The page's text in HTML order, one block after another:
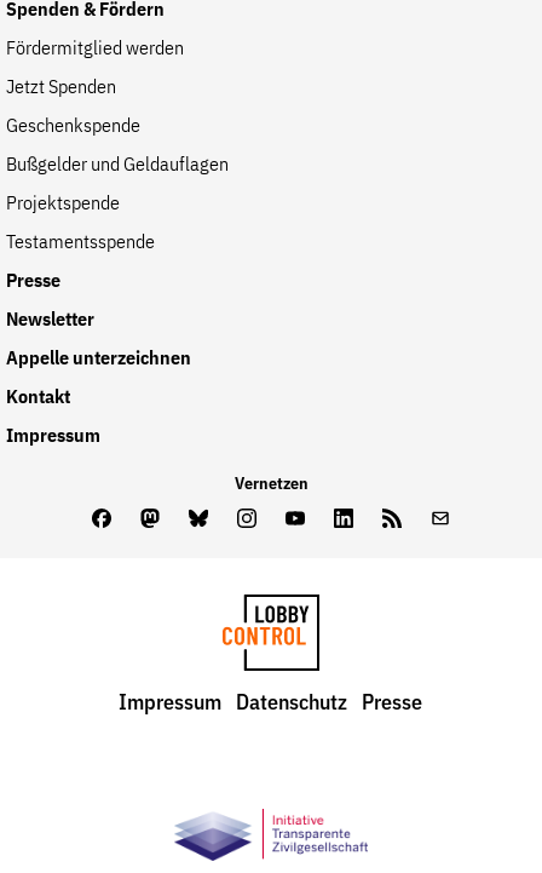
Spenden & Fördern
Fördermitglied werden
Jetzt Spenden
Geschenkspende
Bußgelder und Geldauflagen
Projektspende
Testamentsspende
Presse
Newsletter
Appelle unterzeichnen
Kontakt
Impressum
Vernetzen
FacebookMastodon
BlueskyInstagram
YoutubeLinkedInFeed
LobbyControl
Impressum Datenschutz Presse